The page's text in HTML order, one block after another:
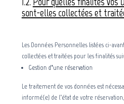
sont-elles collectées et
Les Données Personnelles listées ci-
collectées et traitées pour les finalités
Gestion d’une réservation
Le traitement de vos données est
informé(e) de l’état de votre